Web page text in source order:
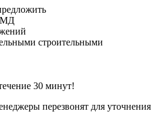
строительными
30 минут!
перезвонят для уточнения